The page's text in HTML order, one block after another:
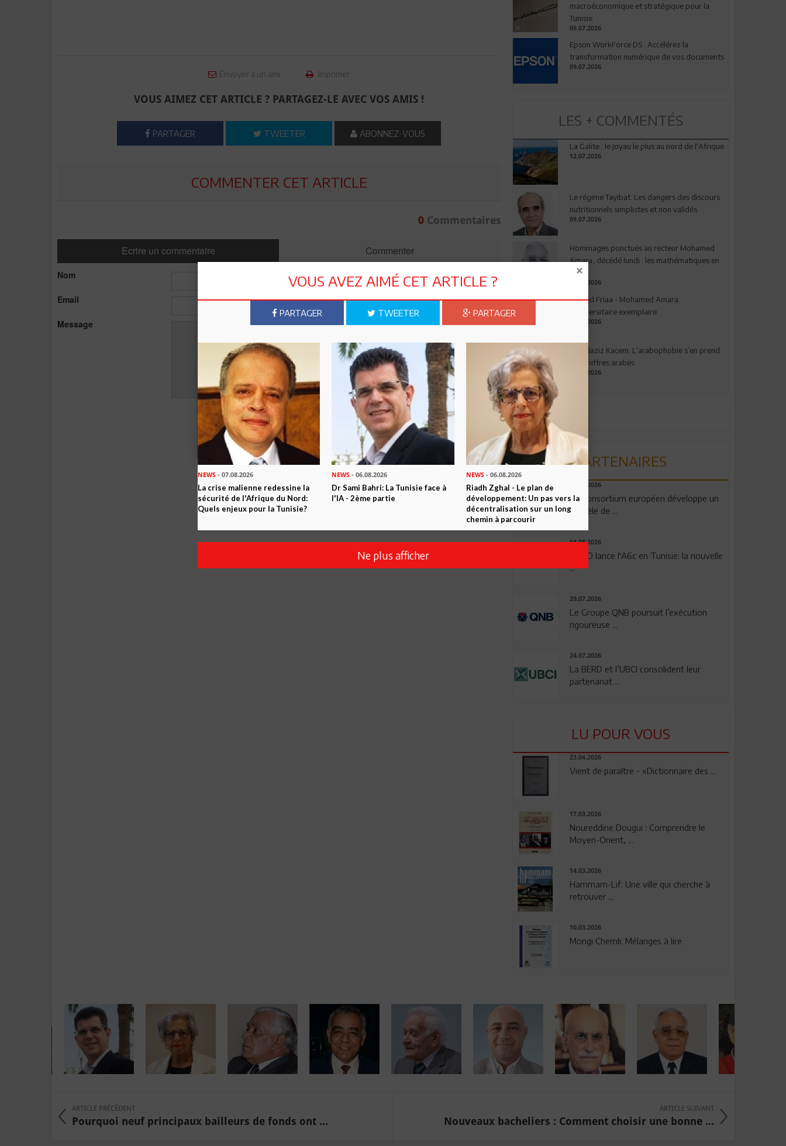
Envoyer à un ami Imprimer
VOUS AIMEZ CET ARTICLE ? PARTAGEZ-LE AVEC VOS AMIS !
PARTAGER TWEETER ABONNEZ-VOUS
COMMENTER CET ARTICLE
0Commentaires
Ecrire un commentaire Commenter
Nom
Email
Message
macroéconomique et stratégique pour la
Tunisie
09.07.2026
Epson WorkForce DS : Accélérez la
transformation numérique de vos documents
09.07.2026
LES + COMMENTÉS
La Galite : le joyau le plus au nord de l'Afrique
12.07.2026
Le régime Tayibat: Les dangers des discours
nutritionnels simplistes et non validés
09.07.2026
Hommages ponctués au recteur Mohamed
Amara, décédé lundi : les mathématiques en
deuil
03.08.2026
Ahmed Friaa - Mohamed Amara:
l’Universitaire exemplaire
04.08.2026
Abdelaziz Kacem: L’arabophobie s’en prend
aux chiffres arabes
09.07.2026
PARTENAIRES
06.08.2026
Un consortium européen développe un
modèle de ...
04.08.2026
OPPO lance l'A6c en Tunisie: la nouvelle
...
29.07.2026
Le Groupe QNB poursuit l’exécution
rigoureuse ...
24.07.2026
La BERD et l’UBCI consolident leur
partenariat ...
LU POUR VOUS
23.04.2026
Vient de paraître - «Dictionnaire des ...
17.03.2026
Noureddine Dougui : Comprendre le
Moyen-Orient, ...
14.03.2026
Hammam-Lif: Une ville qui cherche à
retrouver ...
10.03.2026
Mongi Chemli: Mélanges à lire
ARTICLE PRÉCÉDENT
Pourquoi neuf principaux bailleurs de fonds ont ...
ARTICLE SUIVANT
Nouveaux bacheliers : Comment choisir une bonne ...
VOUS AVEZ AIMÉ CET ARTICLE ?
PARTAGER TWEETER PARTAGER
NEWS - 07.08.2026
La crise malienne redessine la
sécurité de l'Afrique du Nord:
Quels enjeux pour la Tunisie?
NEWS - 06.08.2026
Dr Sami Bahri: La Tunisie face à
l'IA - 2ème partie
NEWS- 06.08.2026
Riadh Zghal - Le plan de
développement: Un pas vers la
décentralisation sur un long
chemin à parcourir
Ne plus afficher